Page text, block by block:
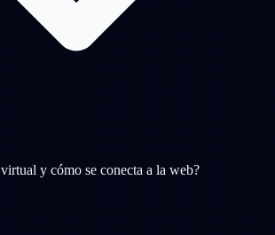
y cómo se conecta a la web?